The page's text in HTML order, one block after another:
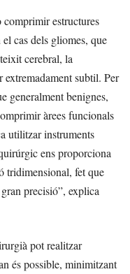
estructures
cas dels gliomes, que
cerebral, la
subtil. Per
generalment benignes,
àrees funcionals
utilitzar instruments
ens proporciona
tridimensional, fet que
precisió”, explica
pot realitzar
és possible, minimitzant